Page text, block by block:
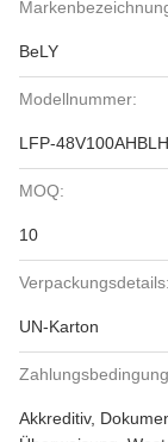
BeLY
Modellnummer:
LFP-48V100AHBLH
MOQ:
10
Verpackungsdetails:
UN-Karton
Akkreditiv,